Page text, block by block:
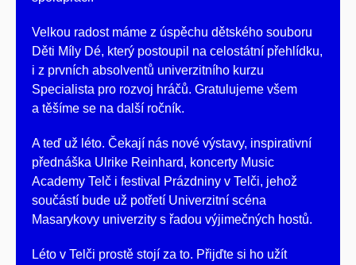
Velkou radost máme z úspěchu dětského souboru
Děti Míly Dé, který postoupil na celostátní přehlídku,
i z prvních absolventů univerzitního kurzu
Specialista pro rozvoj hráčů. Gratulujeme všem
a těšíme se na další ročník.
A teď už léto. Čekají nás nové výstavy, inspirativní
přednáška Ulrike Reinhard, koncerty Music
Academy Telč i festival Prázdniny v Telči, jehož
součástí bude už potřetí Univerzitní scéna
Masarykovy univerzity s řadou výjimečných hostů.
Léto v Telči prostě stojí za to. Přijďte si ho užít